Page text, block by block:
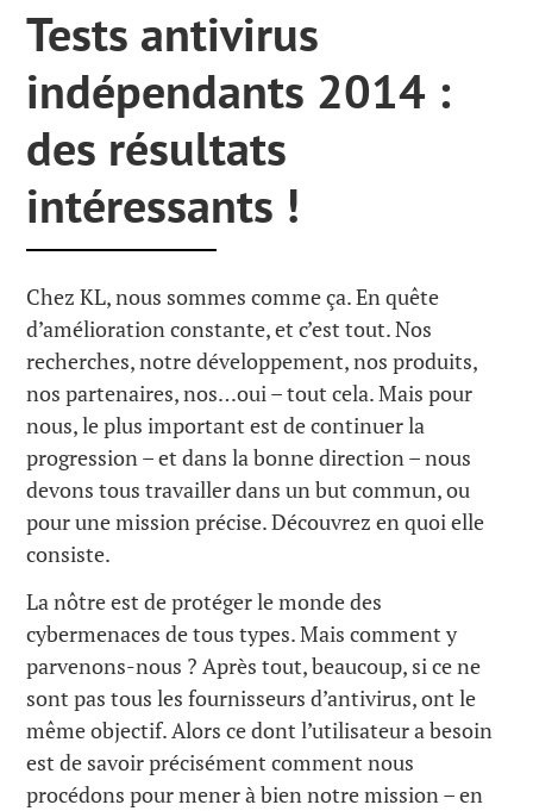
Tests antivirus
indépendants 2014 :
des résultats
intéressants !
Chez KL, nous sommes comme ça. En quête
d’amélioration constante, et c’est tout. Nos
recherches, notre développement, nos produits,
nos partenaires, nos…oui – tout cela. Mais pour
nous, le plus important est de continuer la
progression – et dans la bonne direction – nous
devons tous travailler dans un but commun, ou
pour une mission précise. Découvrez en quoi elle
consiste.
La nôtre est de protéger le monde des
cybermenaces de tous types. Mais comment y
parvenons-nous ? Après tout, beaucoup, si ce ne
sont pas tous les fournisseurs d’antivirus, ont le
même objectif. Alors ce dont l’utilisateur a besoin
est de savoir précisément comment nous
procédons pour mener à bien notre mission – en